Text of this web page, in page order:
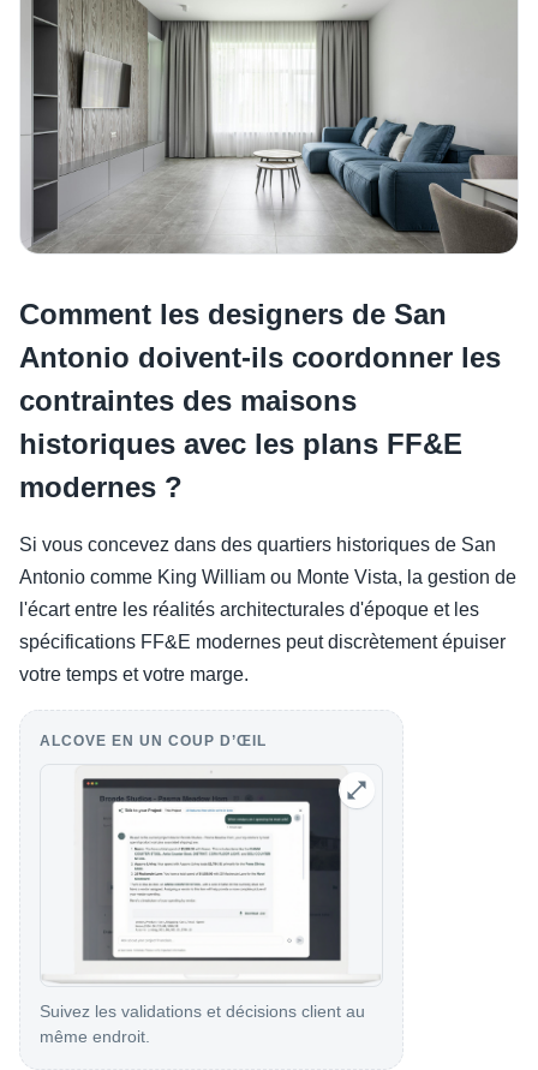
Comment les designers de San
Antonio doivent-ils coordonner les
contraintes des maisons
historiques avec les plans FF&E
modernes ?
Si vous concevez dans des quartiers historiques de San
Antonio comme King William ou Monte Vista, la gestion de
l'écart entre les réalités architecturales d'époque et les
spécifications FF&E modernes peut discrètement épuiser
votre temps et votre marge.
ALCOVE EN UN COUP D’ŒIL
Suivez les validations et décisions client au
même endroit.